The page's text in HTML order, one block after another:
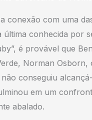
conexão com uma
conhecida por
é provável que
Norman
conseguiu
em um
abalado.